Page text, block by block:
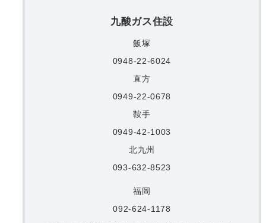
九酸ガス住設
飯塚
0948-22-6024
直方
0949-22-0678
鞍手
0949-42-1003
北九州
093-632-8523
福岡
092-624-1178